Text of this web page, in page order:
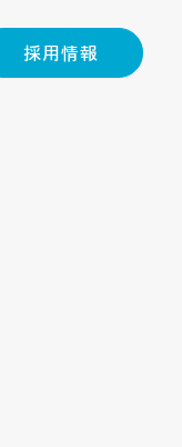
採用情報